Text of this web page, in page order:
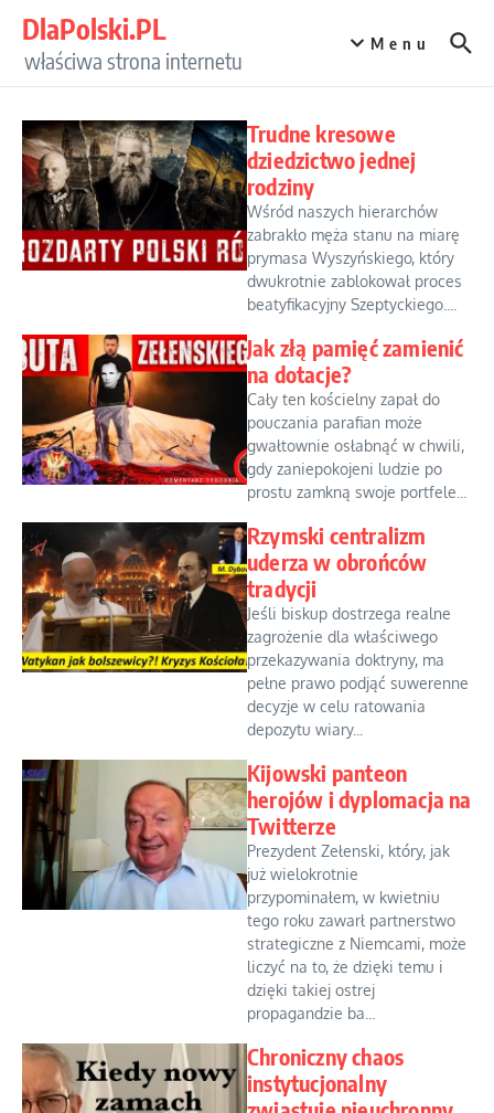
DlaPolski.PL
właściwa strona internetu
Menu
Trudne kresowe
dziedzictwo jednej
rodziny
Wśród naszych hierarchów
zabrakło męża stanu na miarę
prymasa Wyszyńskiego, który
dwukrotnie zablokował proces
beatyfikacyjny Szeptyckiego....
Jak złą pamięć zamienić
na dotacje?
Cały ten kościelny zapał do
pouczania parafian może
gwałtownie osłabnąć w chwili,
gdy zaniepokojeni ludzie po
prostu zamkną swoje portfele...
Rzymski centralizm
uderza w obrońców
tradycji
Jeśli biskup dostrzega realne
zagrożenie dla właściwego
przekazywania doktryny, ma
pełne prawo podjąć suwerenne
decyzje w celu ratowania
depozytu wiary...
Kijowski panteon
herojów i dyplomacja na
Twitterze
Prezydent Zełenski, który, jak
już wielokrotnie
przypominałem, w kwietniu
tego roku zawarł partnerstwo
strategiczne z Niemcami, może
liczyć na to, że dzięki temu i
dzięki takiej ostrej
propagandzie ba...
Chroniczny chaos
instytucjonalny